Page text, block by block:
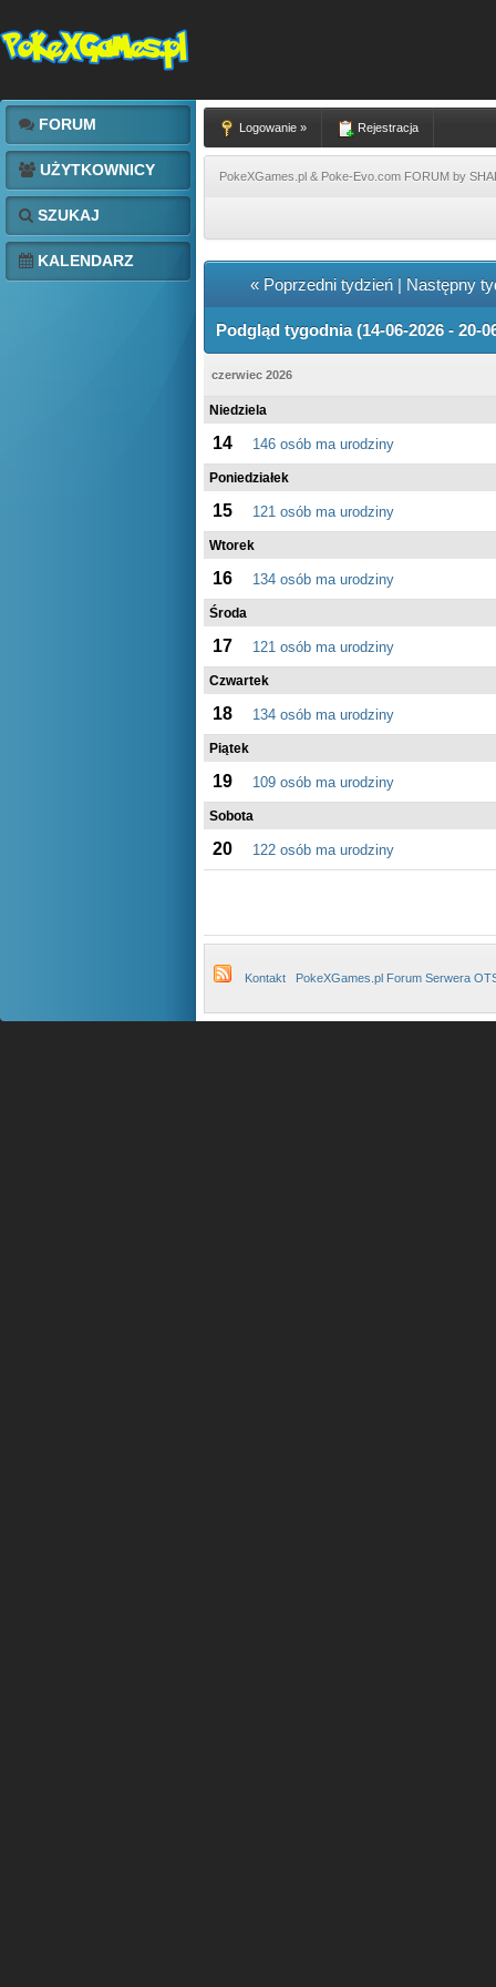
FORUM
UŻYTKOWNICY
SZUKAJ
KALENDARZ
Logowanie » Rejestracja
PokeXGames.pl & Poke-Evo.com FORUM by
« Poprzedni tydzień | Następny
Podgląd tygodnia (14-06-2026 - 20-
czerwiec 2026
Niedziela
14 146 osób ma urodziny
Poniedziałek
15 121 osób ma urodziny
Wtorek
16 134 osób ma urodziny
Środa
17 121 osób ma urodziny
Czwartek
18 134 osób ma urodziny
Piątek
19 109 osób ma urodziny
Sobota
20 122 osób ma urodziny
Kontakt PokeXGames.pl Forum Serwera